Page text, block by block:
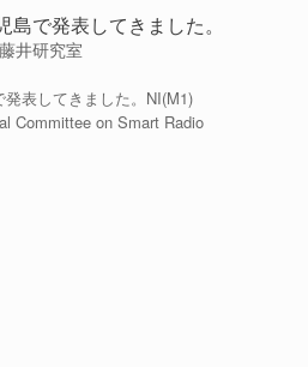
で発表してきました。
藤井研究室
表してきました。NI(M1)
Committee on Smart Radio